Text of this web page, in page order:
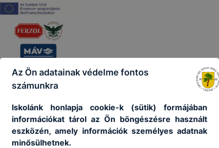
Az Ön adatainak védelme fontos
számunkra
Iskolánk honlapja cookie-k (sütik) formájában
információkat tárol az Ön böngészésre használt
eszközén, amely információk személyes adatnak
minősülhetnek.